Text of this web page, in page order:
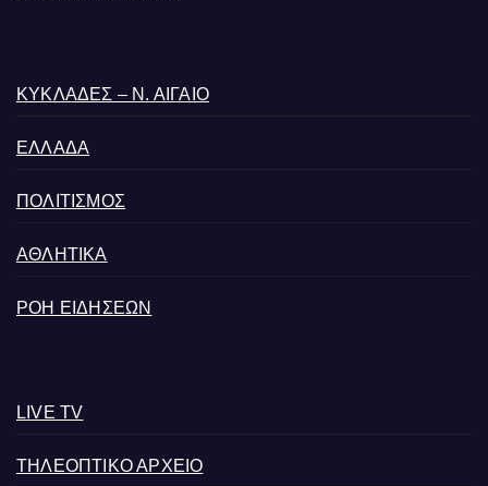
ΚΥΚΛΑΔΕΣ – Ν. ΑΙΓΑΙΟ
ΕΛΛΑΔΑ
ΠΟΛΙΤΙΣΜΟΣ
ΑΘΛΗΤΙΚΑ
ΡΟΗ ΕΙΔΗΣΕΩΝ
LIVE TV
ΤΗΛΕΟΠΤΙΚΟ ΑΡΧΕΙΟ